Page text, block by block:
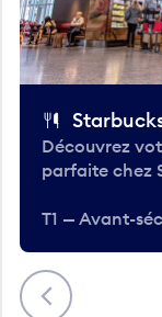
Précédent
Découvrez
parfaite chez
T1 — Avant-